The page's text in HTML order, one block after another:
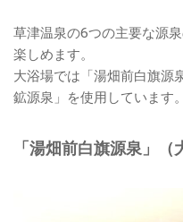
草津温泉の6つの主要な源
楽しめます。
大浴場では「湯畑前白旗源
鉱源泉」を使用しています。
「湯畑前白旗源泉」（